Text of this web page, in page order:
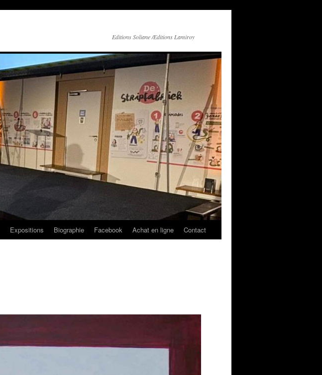
Editions Soliane /Editions Lamiroy
Expositions Biographie Facebook Achat en ligne Contact